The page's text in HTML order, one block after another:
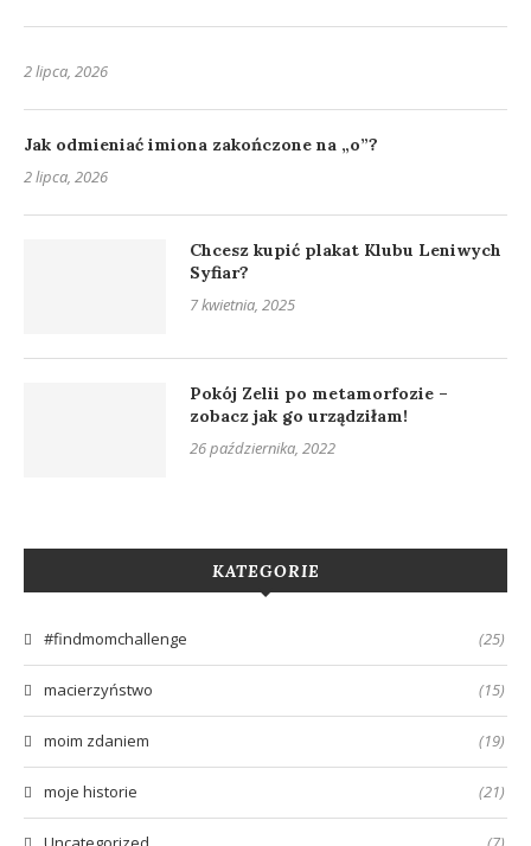
2 lipca, 2026
Jak odmieniać imiona zakończone na „o”?
2 lipca, 2026
Chcesz kupić plakat Klubu Leniwych
Syfiar?
7 kwietnia, 2025
Pokój Zelii po metamorfozie –
zobacz jak go urządziłam!
26 października, 2022
KATEGORIE
#findmomchallenge (25)
macierzyństwo (15)
moim zdaniem (19)
moje historie (21)